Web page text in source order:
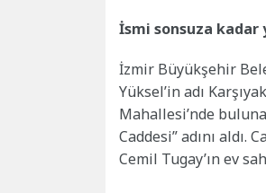
İsmi sonsuza kadar
İzmir Büyükşehir
Yüksel’in adı
Mahallesi’nde
Caddesi” adını aldı.
Cemil Tugay’ın ev